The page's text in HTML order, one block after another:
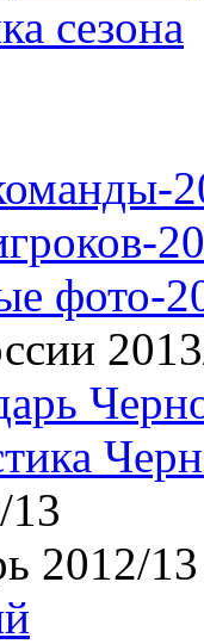
сезона
фото-
13
2012/13